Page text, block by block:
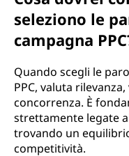
seleziono le
campagna
Quando scegli le
PPC, valuta
concorrenza. È
strettamente legate
trovando un
competitività.